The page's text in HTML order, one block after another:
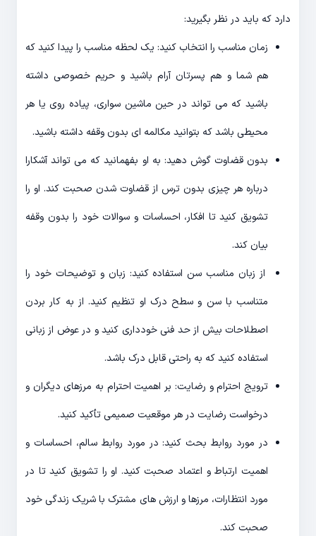
دارد که باید در نظر بگیرید:
زمان مناسب را انتخاب کنید: یک لحظه مناسب را پیدا کنید که
هم شما و هم پسرتان آرام باشید و حریم خصوصی داشته
باشید که می تواند در حین ماشین سواری، پیاده روی یا هر
محیطی باشد که بتوانید مکالمه ای بدون وقفه داشته باشید.
بدون قضاوت گوش دهید: به او بفهمانید که می تواند آشکارا
درباره هر چیزی بدون ترس از قضاوت شدن صحبت کند. او را
تشویق کنید تا افکار، احساسات و سوالات خود را بدون وقفه
بیان کند.
از زبان مناسب سن استفاده کنید: زبان و توضیحات خود را
متناسب با سن و سطح درک او تنظیم کنید. از به کار بردن
اصطلاحات بیش از حد فنی خودداری کنید و در عوض از زبانی
استفاده کنید که به راحتی قابل درک باشد.
ترویج احترام و رضایت: بر اهمیت احترام به مرزهای دیگران و
درخواست رضایت در هر موقعیت صمیمی تأکید کنید.
در مورد روابط بحث کنید: در مورد روابط سالم، احساسات و
اهمیت ارتباط و اعتماد صحبت کنید. او را تشویق کنید تا در
مورد انتظارات، مرزها و ارزش های مشترک با شریک زندگی خود
صحبت کند.